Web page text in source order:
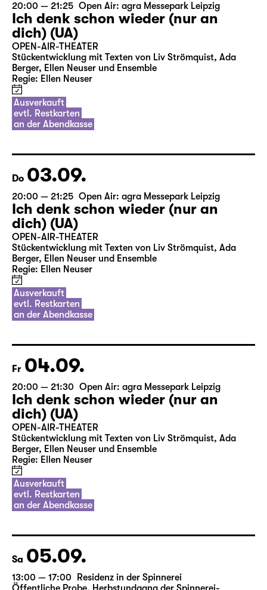
20:00 — 21:25 Open Air: agra Messepark Leipzig
Ich denk schon wieder (nur an
dich) (UA)
OPEN-AIR-THEATER
Stückentwicklung mit Texten von Liv Strömquist, Ada
Berger, Ellen Neuser und Ensemble
Regie: Ellen Neuser
Ausverkauft
evtl. Restkarten
an der Abendkasse
Do 03.09.
20:00 — 21:25 Open Air: agra Messepark Leipzig
Ich denk schon wieder (nur an
dich) (UA)
OPEN-AIR-THEATER
Stückentwicklung mit Texten von Liv Strömquist, Ada
Berger, Ellen Neuser und Ensemble
Regie: Ellen Neuser
Ausverkauft
evtl. Restkarten
an der Abendkasse
Fr 04.09.
20:00 — 21:30 Open Air: agra Messepark Leipzig
Ich denk schon wieder (nur an
dich) (UA)
OPEN-AIR-THEATER
Stückentwicklung mit Texten von Liv Strömquist, Ada
Berger, Ellen Neuser und Ensemble
Regie: Ellen Neuser
Ausverkauft
evtl. Restkarten
an der Abendkasse
Sa 05.09.
13:00 — 17:00
Residenz in der Spinnerei